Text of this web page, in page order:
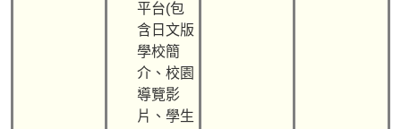
平台(包
含日文版
學校簡
介、校園
導覽影
片、學生